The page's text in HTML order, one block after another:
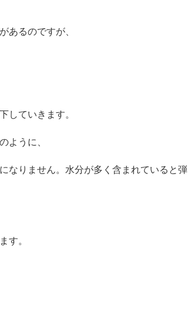
あるのですが、
していきます。
ように、
なりません。水分が多く含まれていると弾
す。